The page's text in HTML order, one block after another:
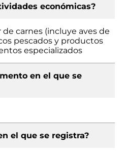
económicas?
carnes (incluye aves de
pescados y productos
especializados
en el que se
el que se registra?